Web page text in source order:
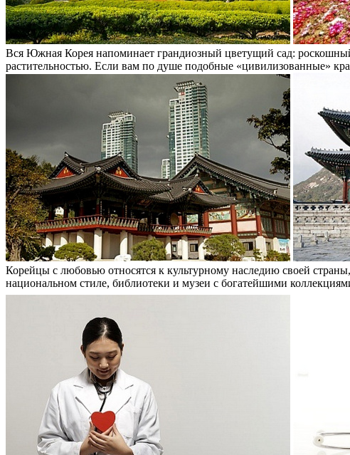
Вся Южная Корея напоминает грандиозный цветущий сад:
растительностью. Если вам по душе подобные «цивилизованные»
Корейцы с любовью относятся к культурному наследию своей
национальном стиле, библиотеки и музеи с богатейшими